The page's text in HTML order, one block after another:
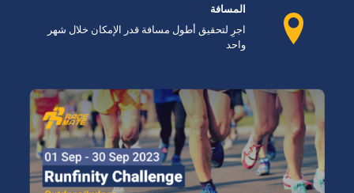
المسافة
اجرِ لتحقيق أطول مسافة قدر الإمكان خلال شهر
واحد